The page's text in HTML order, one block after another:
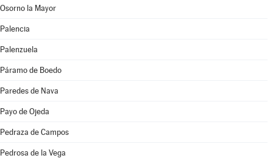
Osorno la Mayor
Palencia
Palenzuela
Páramo de Boedo
Paredes de Nava
Payo de Ojeda
Pedraza de Campos
Pedrosa de la Vega